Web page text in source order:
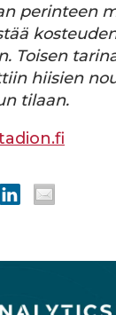
perinteen
Toisen
hiisien
tilaan.